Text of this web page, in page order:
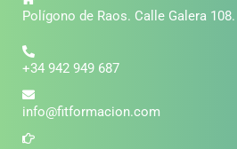
Polígono de Raos. Calle Galera
+34 942 949 687
info@fitformacion.com